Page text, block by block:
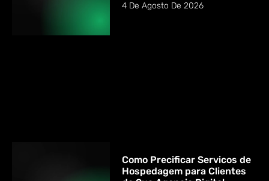
4 De Agosto De 2026
Como Precificar Servicos de
Hospedagem para Clientes